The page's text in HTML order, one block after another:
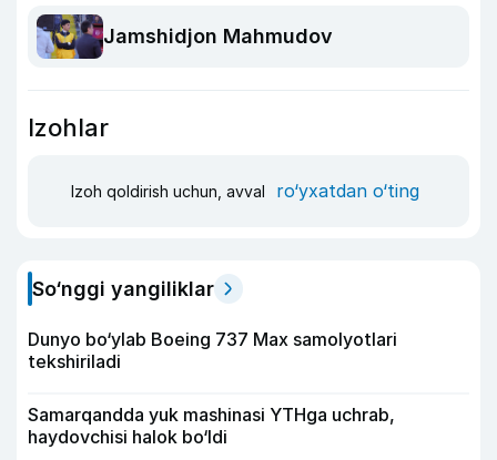
Jamshidjon Mahmudov
Izohlar
Izoh qoldirish uchun, avval ro‘yxatdan o‘ting
So‘nggi yangiliklar
Dunyo bo‘ylab Boeing 737 Max samolyotlari
tekshiriladi
Samarqandda yuk mashinasi YTHga uchrab,
haydovchisi halok bo‘ldi